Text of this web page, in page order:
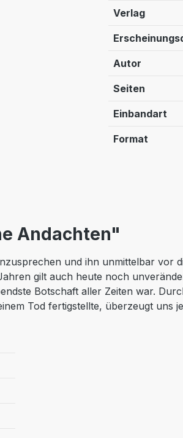
Verlag
Autor
Seiten
Einbandart
Format
Andachten"
und ihn unmittelbar vor
gilt auch heute noch
Botschaft aller Zeiten war.
Tod fertigstellte, überzeugt uns